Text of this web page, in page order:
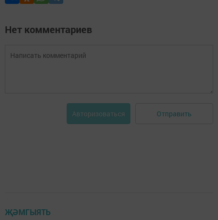
Нет комментариев
Авторизоваться Отправить
ҖӘМГЫЯТЬ